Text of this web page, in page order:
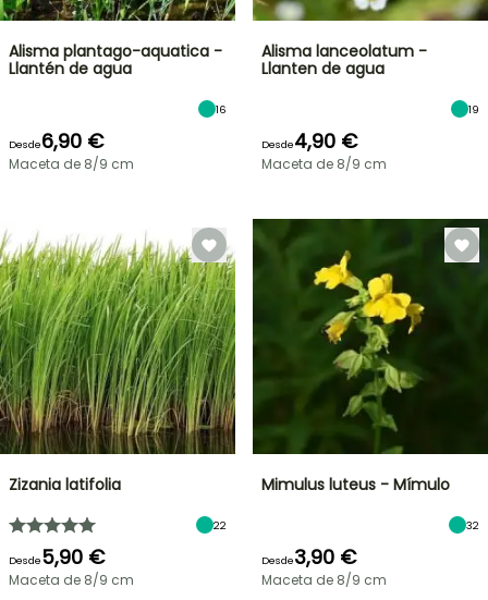
Alisma plantago-aquatica -
Llantén de agua
16
Desde6,90 €
Maceta de 8/9 cm
Alisma lanceolatum -
Llanten de agua
19
Desde4,90 €
Maceta de 8/9 cm
Zizania latifolia
22
Desde5,90 €
Maceta de 8/9 cm
Mimulus luteus - Mímulo
32
Desde3,90 €
Maceta de 8/9 cm